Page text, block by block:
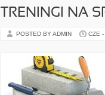
TRENINGI NA
POSTED BY ADMIN CZE